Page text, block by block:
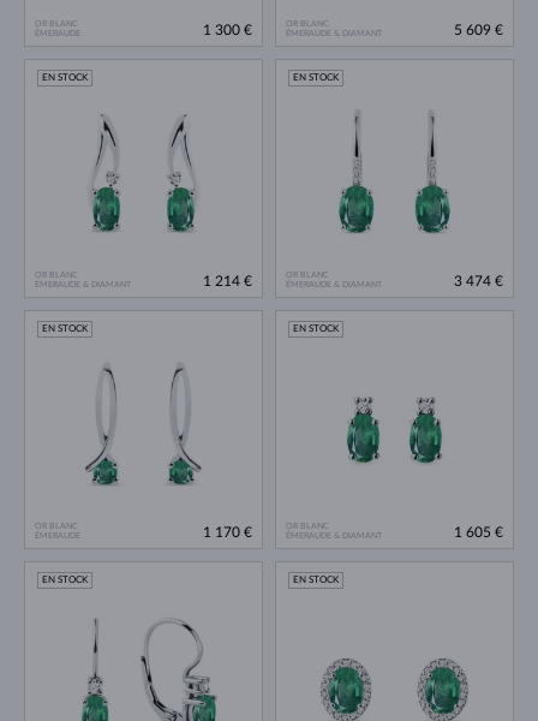
OR BLANC
ÉMERAUDE
1 300 €
OR BLANC
ÉMERAUDE & DIAMANT
5 609 €
OR BLANC
ÉMERAUDE & DIAMANT
EN STOCK
1 214 €
OR BLANC
ÉMERAUDE & DIAMANT
EN STOCK
3 474 €
OR BLANC
ÉMERAUDE
EN STOCK
1 170 €
OR BLANC
ÉMERAUDE & DIAMANT
EN STOCK
1 605 €
EN STOCK EN STOCK